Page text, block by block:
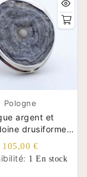
Pologne
argent et
drusiforme
T 58 et réglable
105,00 €
1 En stock